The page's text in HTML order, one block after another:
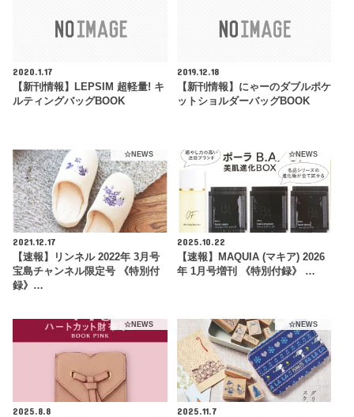
2020.1.17
【新刊情報】LEPSIM 超軽量! キ
ルティングバッグBOOK
2019.12.18
【新刊情報】にゃーのダブルポケ
ットショルダーバッグBOOK
☆NEWS
2021.12.17
【速報】リンネル 2022年 3月号
宝島チャンネル限定号 《特別付
録》…
☆NEWS
2025.10.22
【速報】MAQUIA (マキア) 2026
年 1月号増刊 《特別付録》 …
☆NEWS
2025.8.8
☆NEWS
2025.11.7